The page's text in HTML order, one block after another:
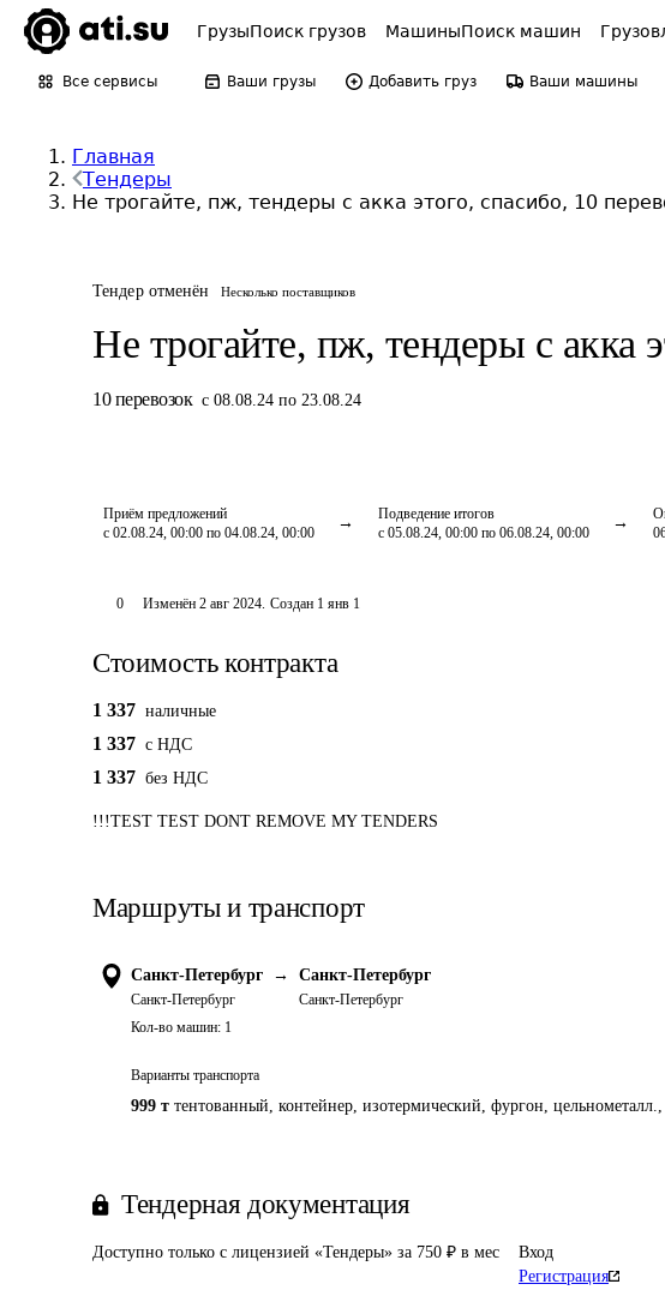
ГрузыПоиск грузов МашиныПоиск машин
Все сервисы Ваши грузы Добавить груз Ваши машины
Главная
Тендеры
Не трогайте, пж, тендеры с акка этого, спасибо, 10
Тендер отменён Несколько поставщиков
Не трогайте, пж, тендеры с акка
10 перевозок с 08.08.24 по 23.08.24
Приём предложений
с 02.08.24, 00:00 по 04.08.24, 00:00
Подведение итогов
с 05.08.24, 00:00 по 06.08.24, 00:00
0 Изменён 2 авг 2024. Создан 1 янв 1
Стоимость контракта
1 337 наличные
1 337 c НДС
1 337 без НДС
!!!TEST TEST DONT REMOVE MY TENDERS
Маршруты и транспорт
Санкт-Петербург →
Санкт-Петербург
Санкт-Петербург
Санкт-Петербург
Кол-во машин: 1
Варианты транспорта
999 т тентованный, контейнер, изотермический, фургон, цельнометалл.,
Тендерная документация
Доступно только с лицензией «Тендеры» за 750 ₽ в мес
Вход
Регистрация